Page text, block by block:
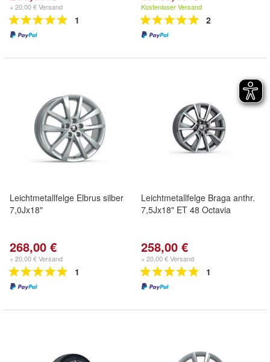
+ 20,00 € Versand
1
Kostenloser Versand
2
Leichtmetallfelge Elbrus silber
7,0Jx18"
268,00 €
+ 20,00 € Versand
1
Leichtmetallfelge Braga anthr.
7,5Jx18" ET 48 Octavia
258,00 €
+ 20,00 € Versand
1